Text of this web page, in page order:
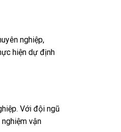
nghiệp,
hiện dự định
Với đội ngũ
vận